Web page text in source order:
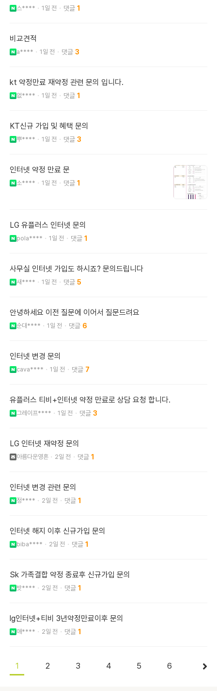
스**** 1일 전 1
비교견적
a**** 1일 전 3
kt 약정만료 재약정 관련 문의 입니다.
없**** 1일 전 1
KT신규 가입 및 혜택 문의
뿌**** 1일 전 3
인터넷 약정 만료 문
소**** 1일 전 1
LG 유플러스 인터넷 문의
pola**** 1일 전 1
사무실 인터넷 가입도 하시죠? 문의드립니다
새**** 1일 전 5
안녕하세요 이전 질문에 이어서 질문드려요
순대**** 1일 전 6
인터넷 변경 문의
cava**** 1일 전 7
유플러스 티비+인터넷 약정 만료로 상담 요청 합니다.
그레이프**** 1일 전 3
LG 인터넷 재약정 문의
아름다운영혼 2일 전 1
인터넷 변경 관련 문의
정**** 2일 전 1
인터넷 해지 이후 신규가입 문의
biba**** 2일 전 1
Sk 가족결합 약정 종료후 신규가입 문의
밧**** 2일 전 1
lg인터넷+티비 3년약정만료이후 문의
애**** 2일 전 1
1 2 3 4 5 6